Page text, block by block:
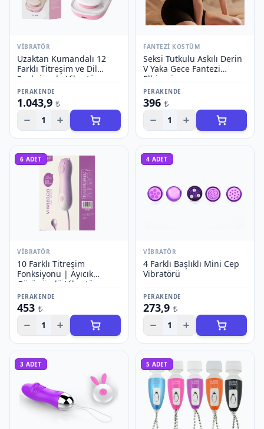
VIBRATÖR
Uzaktan Kumandalı 12
Farklı Titreşim ve Dil
Fonksiyonlu Vibratör
PERAKENDE
1.043,9 ₺
1
FANTEZI KOSTÜM
Seksi Tutkulu Askılı Derin
V Yaka Gece Fantezi
Elbisesi
PERAKENDE
396 ₺
1
6 ADET
VIBRATÖR
10 Farklı Titreşim
Fonksiyonu | Ayıcık
Görünümlü Vibratör
PERAKENDE
453 ₺
1
4 ADET
VIBRATÖR
4 Farklı Başlıklı Mini Cep
Vibratörü
PERAKENDE
273,9 ₺
1
3 ADET 5 ADET